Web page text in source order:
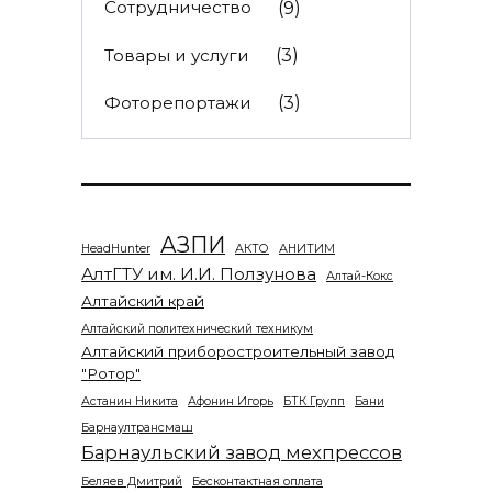
Сотрудничество (9)
Товары и услуги (3)
Фоторепортажи (3)
HeadHunter АЗПИ АКТО АНИТИМ
АлтГТУ им. И.И. Ползунова Алтай-Кокс
Алтайский край
Алтайский политехнический техникум
Алтайский приборостроительный завод
"Ротор"
Астанин Никита Афонин Игорь БТК Групп
Бани
Барнаултрансмаш
Барнаульский завод мехпрессов
Беляев Дмитрий Бесконтактная оплата